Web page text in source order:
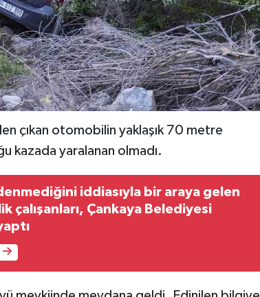
çıkan otomobilin yaklaşık 70 metre
kazada yaralanan olmadı.
iddiasıyla bir araya gelen
çalışanları, Çankaya Belediyesi